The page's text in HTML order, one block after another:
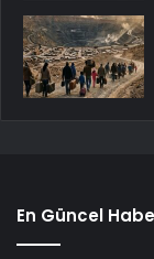
En Güncel